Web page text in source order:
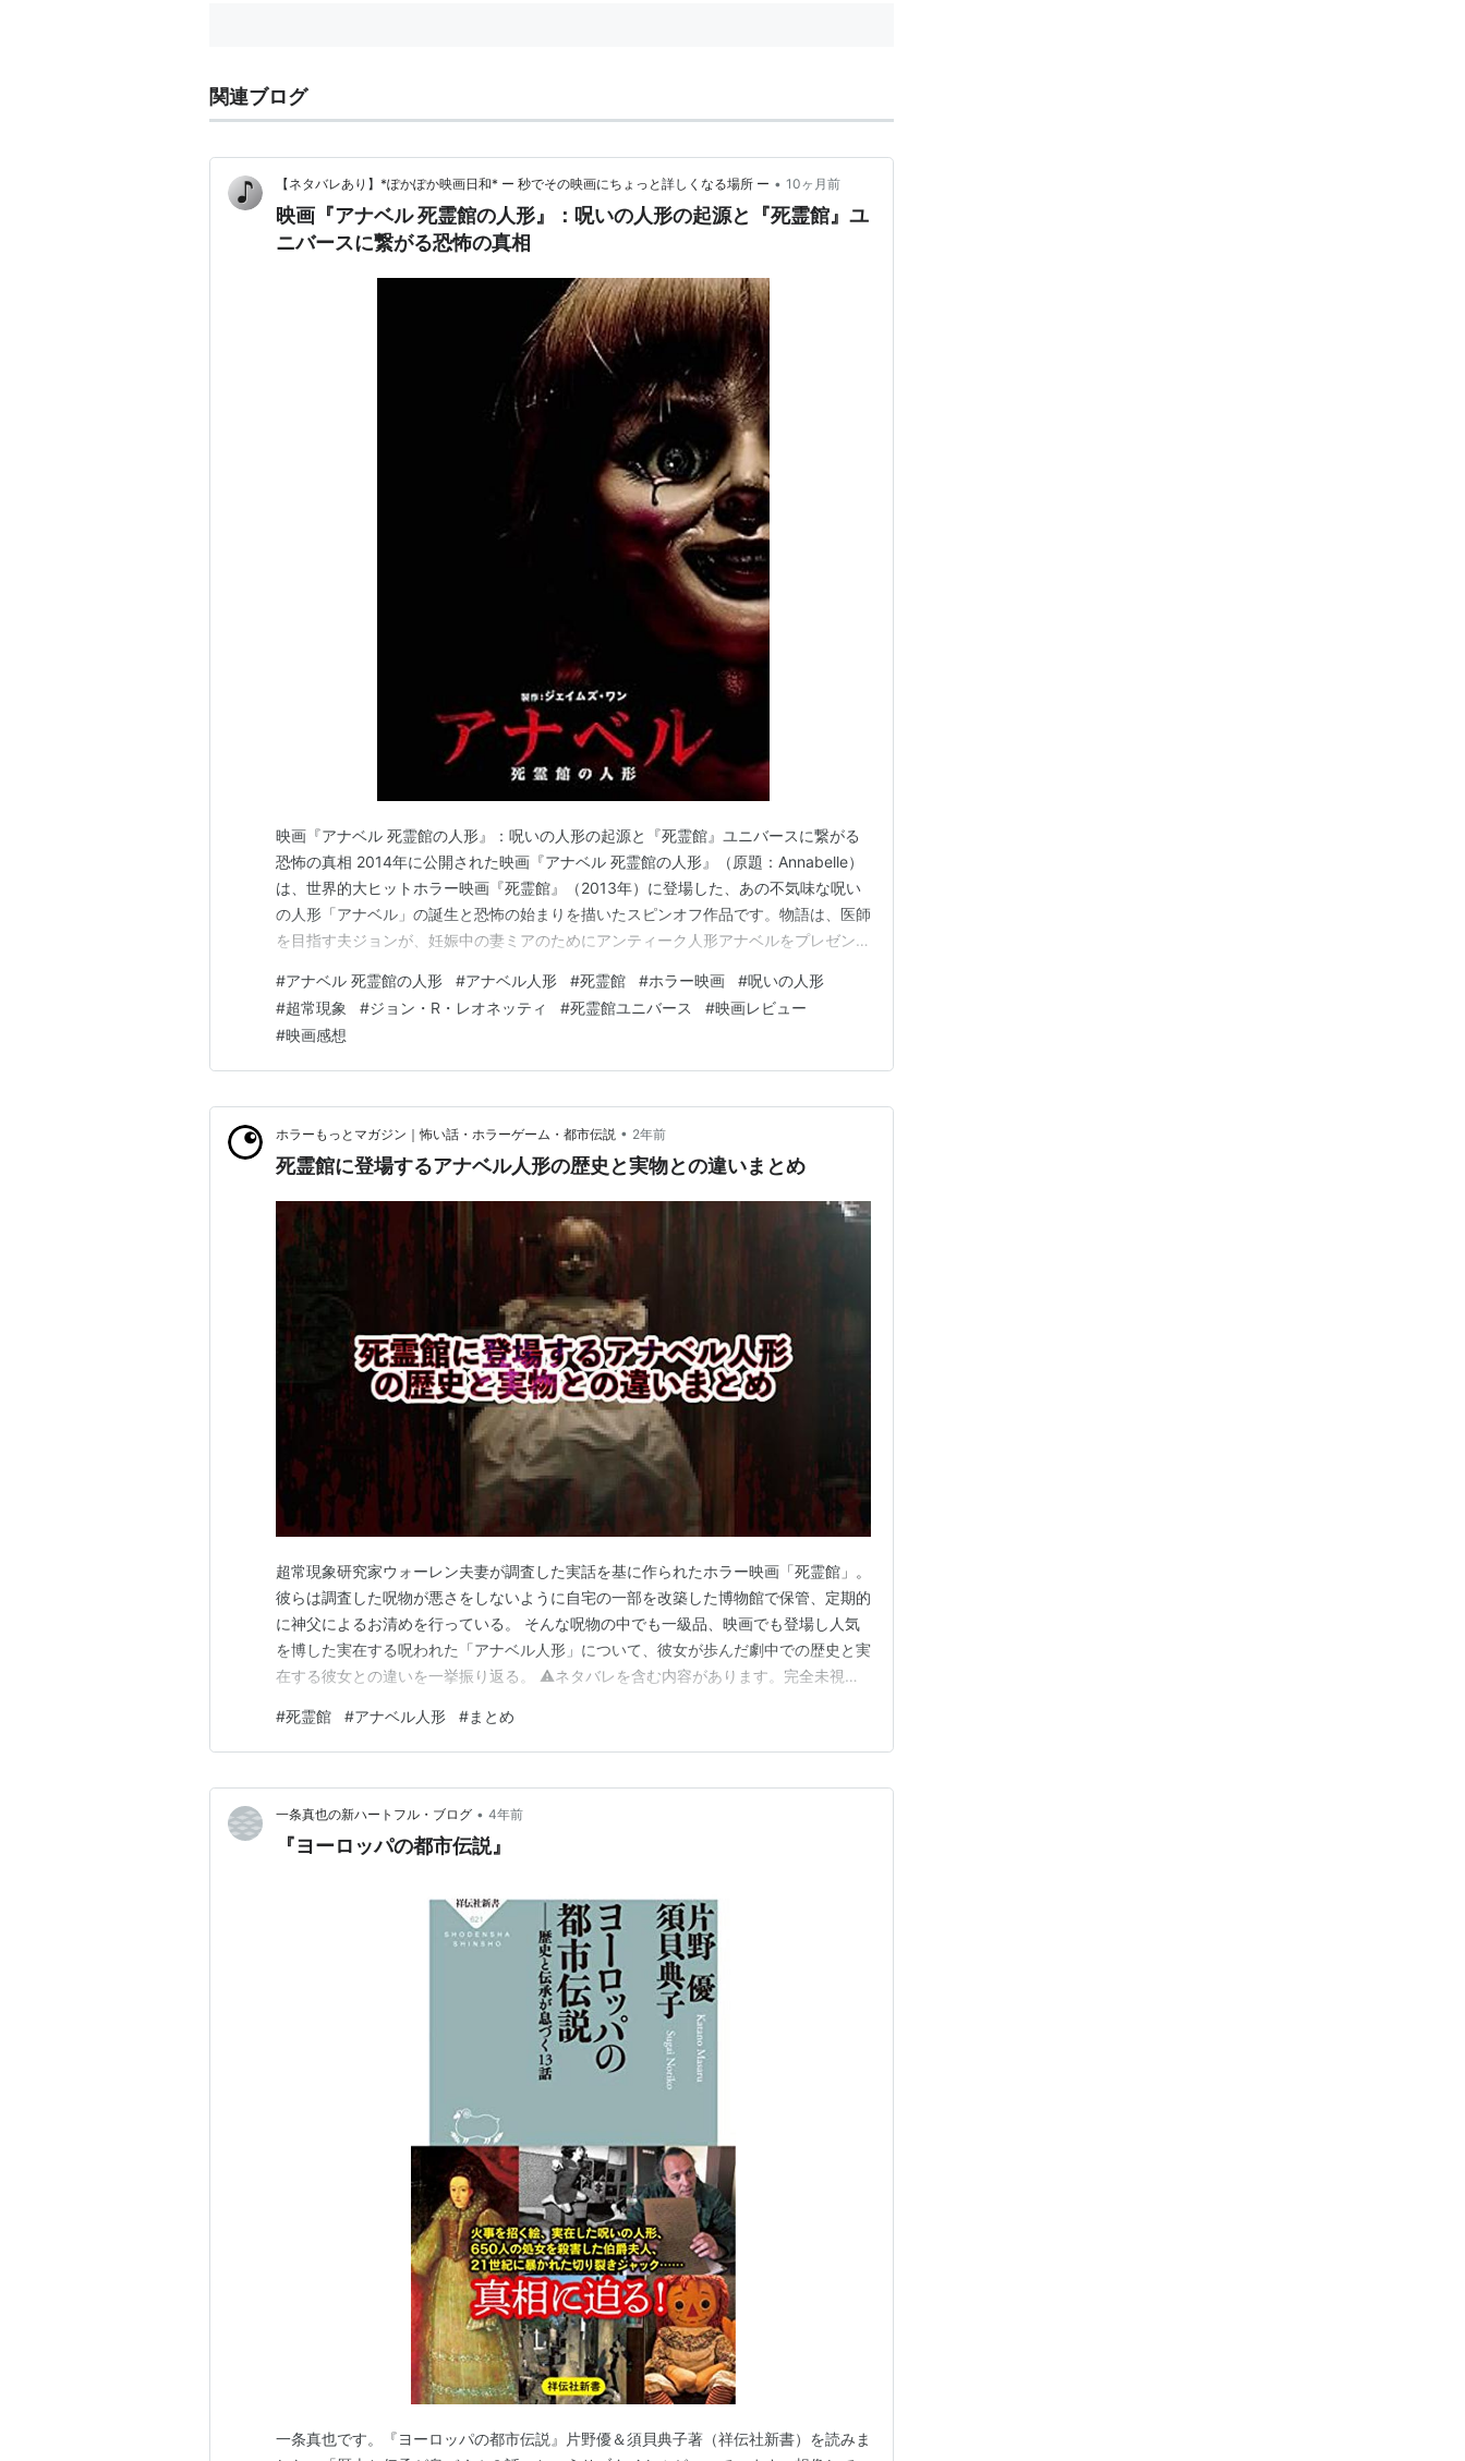
関連ブログ
【ネタバレあり】*ぽかぽか映画日和* ー 秒でその映画にちょっと詳しくなる場所 ー • 10ヶ月前
映画『アナベル 死霊館の人形』：呪いの人形の起源と『死霊館』ユ
ニバースに繋がる恐怖の真相
映画『アナベル 死霊館の人形』：呪いの人形の起源と『死霊館』ユニバースに繋がる
恐怖の真相 2014年に公開された映画『アナベル 死霊館の人形』（原題：Annabelle）
は、世界的大ヒットホラー映画『死霊館』（2013年）に登場した、あの不気味な呪い
の人形「アナベル」の誕生と恐怖の始まりを描いたスピンオフ作品です。物語は、医師
を目指す夫ジョンが、妊娠中の妻ミアのためにアンティーク人形アナベルをプレゼント
集団による凄惨な事件に巻き込まれ、人形アナベルに邪悪な存在が憑依してしまいま
す。この映画は、単なる人形ホラーに留まら…
#アナベル 死霊館の人形 #アナベル人形 #死霊館 #ホラー映画 #呪いの人形
#超常現象 #ジョン・R・レオネッティ #死霊館ユニバース #映画レビュー
#映画感想
ホラーもっとマガジン｜怖い話・ホラーゲーム・都市伝説 • 2年前
死霊館に登場するアナベル人形の歴史と実物との違いまとめ
超常現象研究家ウォーレン夫妻が調査した実話を基に作られたホラー映画「死霊館」。
彼らは調査した呪物が悪さをしないように自宅の一部を改築した博物館で保管、定期的
に神父によるお清めを行っている。 そんな呪物の中でも一級品、映画でも登場し人気
を博した実在する呪われた「アナベル人形」について、彼女が歩んだ劇中での歴史と実
在する彼女との違いを一挙振り返る。 ⚠︎ネタバレを含む内容があります。完全未視聴
「アナベル死霊人形の誕生プロローグ」 【1958年】「アナベル死霊人形の誕生本編」
【1970年】「アナベル死霊人形の誕生…
#死霊館 #アナベル人形 #まとめ
一条真也の新ハートフル・ブログ • 4年前
『ヨーロッパの都市伝説』
一条真也です。『ヨーロッパの都市伝説』片野優＆須貝典子著（祥伝社新書）を読みま